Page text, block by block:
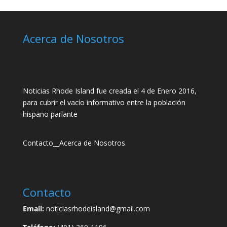
Acerca de Nosotros
Noticias Rhode Island fue creada el 4 de Enero 2016,
para cubrir el vacío informativo entre la población
hispano parlante
Contacto Acerca de Nosotros
Contacto
Email:noticiasrhodeisland@gmail.com